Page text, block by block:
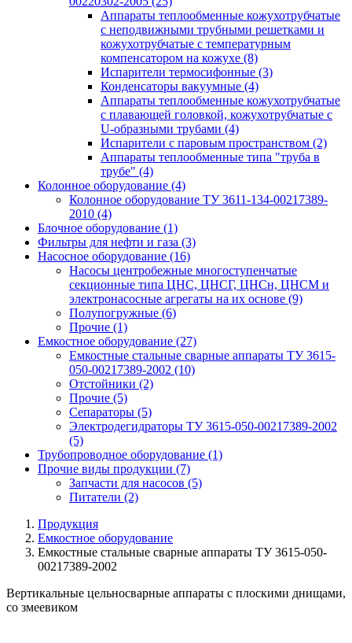
Аппараты теплообменные кожухотрубчатые
с неподвижными трубными решетками и
кожухотрубчатые с температурным
компенсатором на кожухе (8)
Испарители термосифонные (3)
Конденсаторы вакуумные (4)
Аппараты теплообменные кожухотрубчатые
с плавающей головкой, кожухотрубчатые с
U-образными трубами (4)
Испарители с паровым пространством (2)
Аппараты теплообменные типа "труба в
трубе" (4)
Колонное оборудование (4)
Колонное оборудование ТУ 3611-134-00217389-
2010 (4)
Блочное оборудование (1)
Фильтры для нефти и газа (3)
Насосное оборудование (16)
Насосы центробежные многоступенчатые
секционные типа ЦНС, ЦНСГ, ЦНСн, ЦНСМ и
электронасосные агрегаты на их основе (9)
Полупогружные (6)
Прочие (1)
Емкостное оборудование (27)
Емкостные стальные сварные аппараты ТУ 3615-
050-00217389-2002 (10)
Отстойники (2)
Прочие (5)
Сепараторы (5)
Электродегидраторы ТУ 3615-050-00217389-2002
(5)
Трубопроводное оборудование (1)
Прочие виды продукции (7)
Запчасти для насосов (5)
Питатели (2)
Продукция
Емкостное оборудование
Емкостные стальные сварные аппараты ТУ 3615-050-
00217389-2002
Вертикальные цельносварные аппараты с плоскими днищами,
со змеевиком